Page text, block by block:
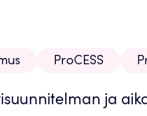
ProCESS
ja